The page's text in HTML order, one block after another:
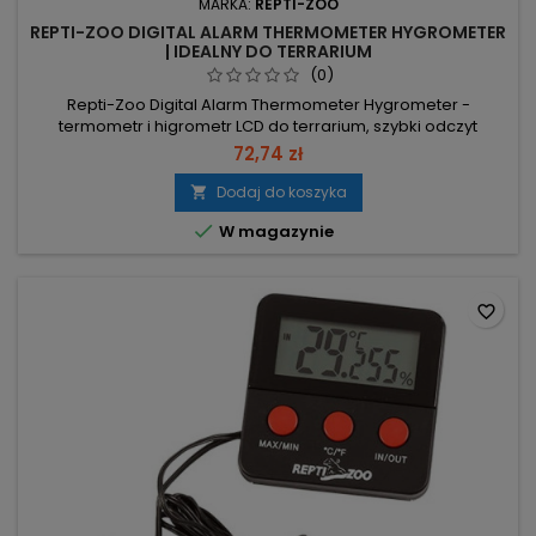
MARKA: REPTI-ZOO
REPTI-ZOO DIGITAL ALARM THERMOMETER HYGROMETER
| IDEALNY DO TERRARIUM
(0)
Repti-Zoo Digital Alarm Thermometer Hygrometer -
termometr i higrometr LCD do terrarium, szybki odczyt
temperatury i wilgotności. Zakres 0–80°C, dokładność 0,1°C –
precyzyjny pomiar temperatury. Zakres wilgotności 10–95%,
dokładność 1% – kontrola klimatu hodowli. Alarm wizualny –
sygnalizacja przekroczenia ustawionych granic. Duży
wyświetlacz LCD,...
72,74 zł
 Dodaj do koszyka
 W magazynie
favorite_border